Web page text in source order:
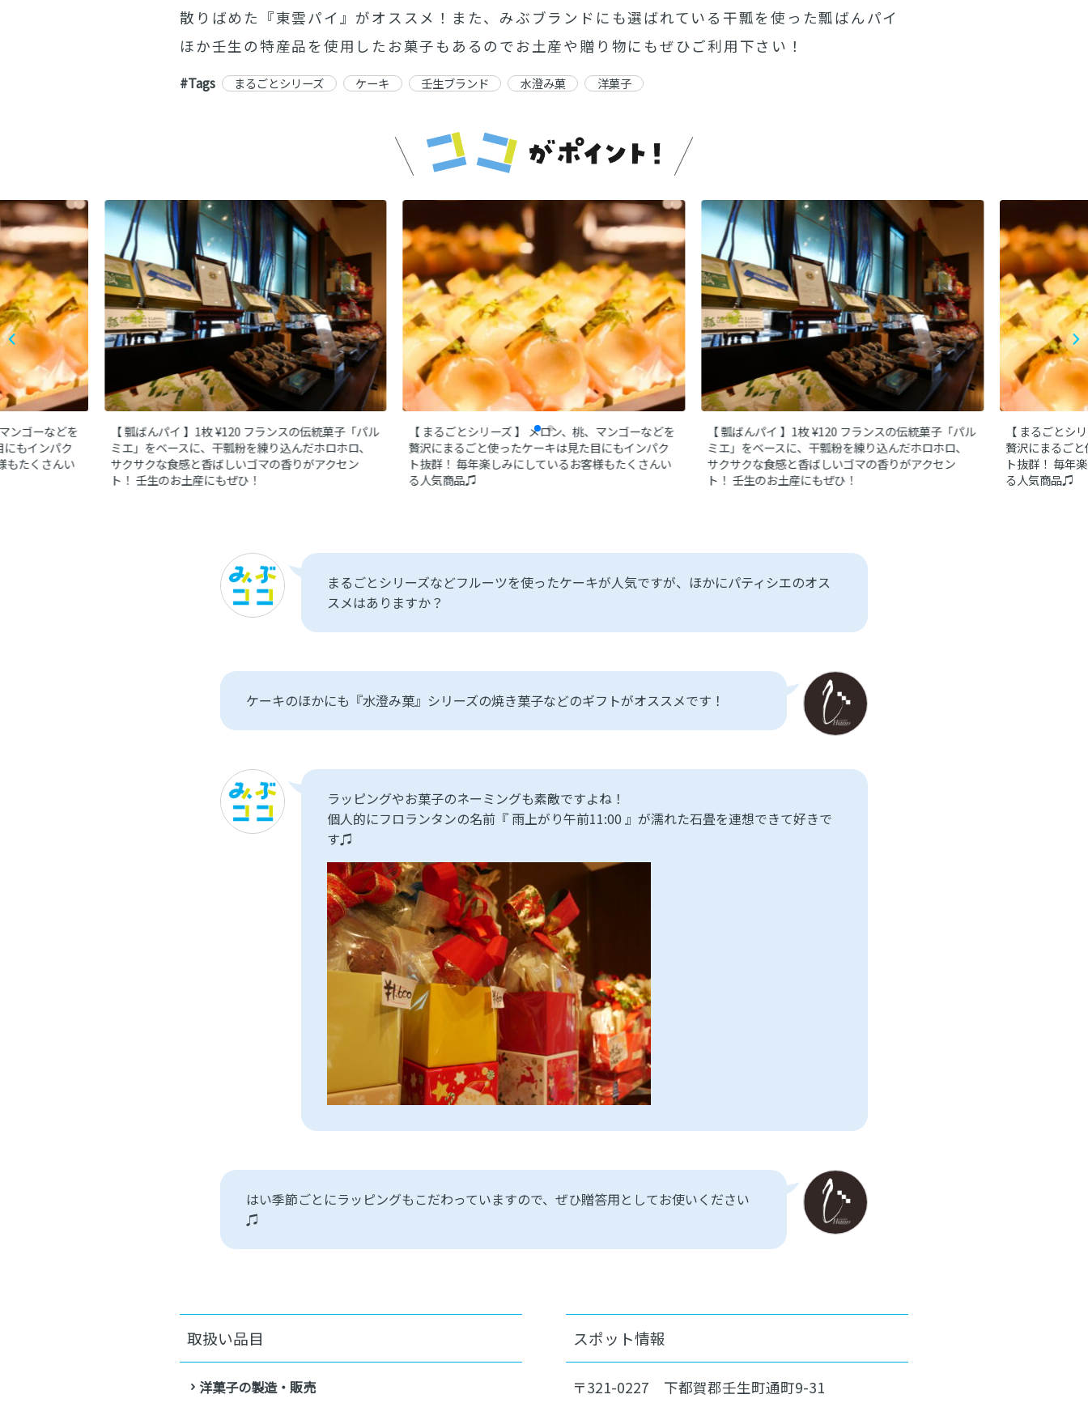
散りばめた『東雲パイ』がオススメ！また、みぶブランドにも選ばれている干瓢を使った瓢ばんパイ
ほか壬生の特産品を使用したお菓子もあるのでお土産や贈り物にもぜひご利用下さい！
#Tags まるごとシリーズ ケーキ 壬生ブランド 水澄み菓 洋菓子
ンゴーなどを
もインパク
もたくさんい
【 瓢ばんパイ 】1枚 ¥120 フランスの伝統菓子「パル
ミエ」をベースに、干瓢粉を練り込んだホロホロ、
サクサクな食感と香ばしいゴマの香りがアクセン
ト！ 壬生のお土産にもぜひ！
【 まるごとシリーズ 】
メロン、桃、マンゴーなどを
贅沢にまるごと使ったケーキは見た目にもインパク
ト抜群！ 毎年楽しみにしているお客様もたくさんい
る人気商品♫
【 瓢ばんパイ 】1枚 ¥120 フランスの伝統菓子「パル
ミエ」をベースに、干瓢粉を練り込んだホロホロ、
サクサクな食感と香ばしいゴマの香りがアクセン
ト！ 壬生のお土産にもぜひ！
【 まるごとシ
贅沢にまるご
ト抜群！ 毎年
る人気商品♫
まるごとシリーズなどフルーツを使ったケーキが人気ですが、ほかにパティシエのオス
スメはありますか？
ケーキのほかにも『水澄み菓』シリーズの焼き菓子などのギフトがオススメです！
ラッピングやお菓子のネーミングも素敵ですよね！
個人的にフロランタンの名前『 雨上がり午前11:00 』が濡れた石畳を連想できて好きで
す♫
はい季節ごとにラッピングもこだわっていますので、ぜひ贈答用としてお使いください
♫
取扱い品目
洋菓子の製造・販売
スポット情報
〒321-0227 下都賀郡壬生町通町9-31